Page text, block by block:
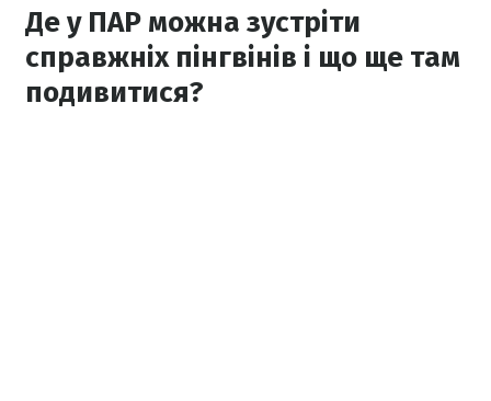
Де у ПАР можна зустріти
справжніх пінгвінів і що ще там
подивитися?